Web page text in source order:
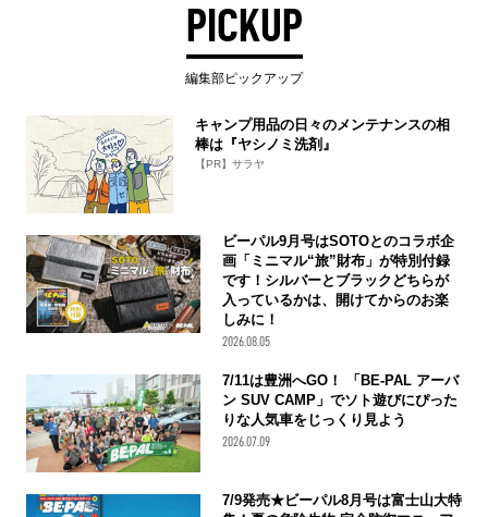
PICKUP
編集部ピックアップ
キャンプ用品の日々のメンテナンスの相
棒は『ヤシノミ洗剤』
【PR】サラヤ
ビーパル9月号はSOTOとのコラボ企
画「ミニマル“旅”財布」が特別付録
です！シルバーとブラックどちらが
入っているかは、開けてからのお楽
しみに！
2026.08.05
7/11は豊洲へGO！ 「BE-PAL アーバ
ン SUV CAMP」でソト遊びにぴった
りな人気車をじっくり見よう
2026.07.09
7/9発売★ビーパル8月号は富士山大特